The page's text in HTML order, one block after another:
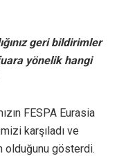
geri bildirimler
yönelik hangi
FESPA Eurasia
karşıladı ve
olduğunu gösterdi.